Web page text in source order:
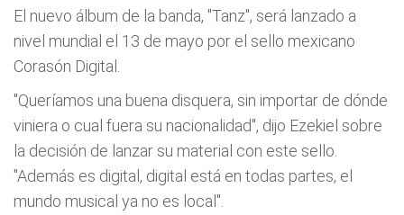
El nuevo álbum de la banda, "Tanz", será lanzado a
nivel mundial el 13 de mayo por el sello mexicano
Corasón Digital.
"Queríamos una buena disquera, sin importar de dónde
viniera o cual fuera su nacionalidad", dijo Ezekiel sobre
la decisión de lanzar su material con este sello.
"Además es digital, digital está en todas partes, el
mundo musical ya no es local".